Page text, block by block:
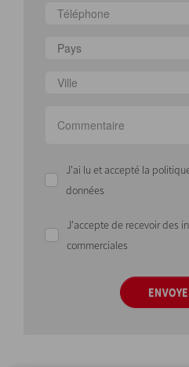
Pays
J'ai lu et accepté la
données
J'accepte de recevoir des
commerciales